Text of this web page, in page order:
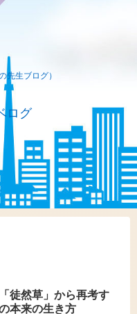
生ブログ）
ログ
徒然草」から再考す
本来の生き方